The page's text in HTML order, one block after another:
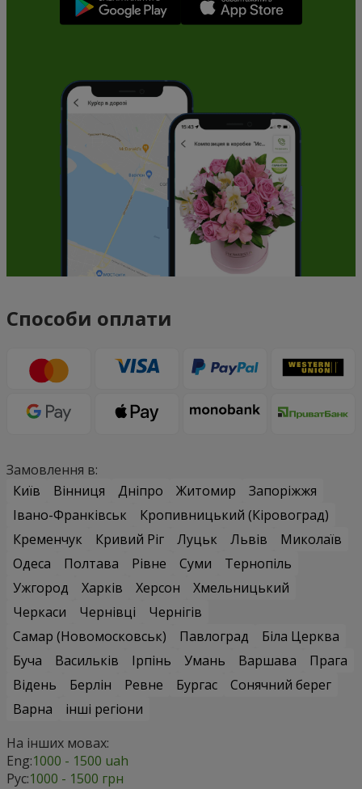
Способи оплати
Замовлення в:
Київ
Вінниця Дніпро Житомир
Запоріжжя
Івано-Франківськ
Кропивницький (Кіровоград)
Кременчук
Кривий Ріг Луцьк Львів
Миколаїв
Одеса
Полтава Рівне Суми
Тернопіль
Ужгород
Харків Херсон
Хмельницький
Черкаси
Чернівці
Чернігів
Самар (Новомосковськ)
Павлоград
Біла Церква
Буча
Васильків Ірпінь Умань Варшава
Прага
Відень
Берлін Ревне Бургас
Сонячний берег
Варна
інші регіони
На інших мовах:
Eng:1000 - 1500 uah
Рус:1000 - 1500 грн